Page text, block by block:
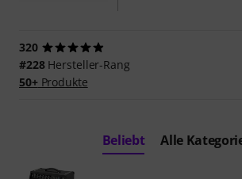
320
#228Hersteller-Rang
50+Produkte
Beliebt Alle